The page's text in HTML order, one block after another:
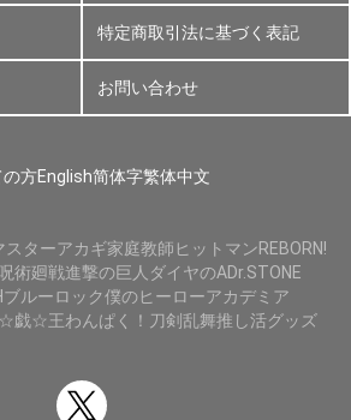
特定商取引法に基づく表記
お問い合わせ
の方English简体字繁体中文
スターアカギ家庭教師ヒットマンREBORN!
呪術廻戦進撃の巨人 ダイヤのADr.STONE
ブルーロック僕のヒーローアカデミア
戯☆王わんぱく！刀剣乱舞推し活グッズ